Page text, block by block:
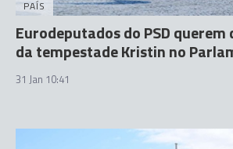
PAÍS
Eurodeputados do PSD
da tempestade Kristin no
31 Jan 10:41